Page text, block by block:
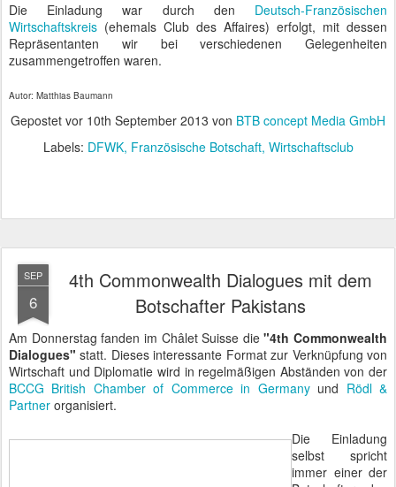
Die Einladung war durch den Deutsch-Französischen
Wirtschaftskreis (ehemals Club des Affaires) erfolgt, mit dessen
Repräsentanten wir bei verschiedenen Gelegenheiten
zusammengetroffen waren.
Autor: Matthias Baumann
Gepostet vor 10th September 2013 von BTB concept Media GmbH
Labels: DFWK Französische Botschaft Wirtschaftsclub
SEP
6
4th Commonwealth Dialogues mit dem
Botschafter Pakistans
Am Donnerstag fanden im Châlet Suisse die"4th Commonwealth
Dialogues" statt. Dieses interessante Format zur Verknüpfung von
Wirtschaft und Diplomatie wird in regelmäßigen Abständen von der
BCCG British Chamber of Commerce in Germanyund Rödl &
Partner organisiert.
Die Einladung
selbst spricht
immer einer der